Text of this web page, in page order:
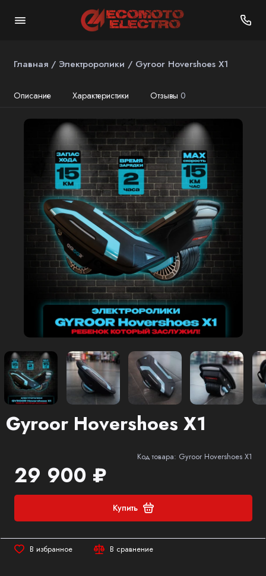
Главная Электроролики Gyroor Hovershoes X1
Описание Характеристики Отзывы 0
Gyroor Hovershoes X1
Код товара: Gyroor Hovershoes X1
29 900 ₽
Купить
В избранное В сравнение